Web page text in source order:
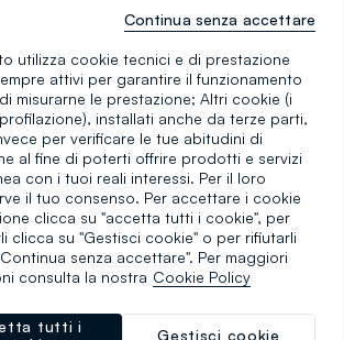
utilizza cookie tecnici e di prestazione
attivi per garantire il funzionamento
misurarne le prestazione; Altri cookie (i
installati anche da terze parti,
per verificare le tue abitudini di
al fine di poterti offrire prodotti e servizi
con i tuoi reali interessi. Per il loro
il tuo consenso. Per accettare i cookie
clicca su "accetta tutti i cookie", per
clicca su "Gestisci cookie" o per rifiutarli
senza accettare". Per maggiori
consulta la nostra Cookie Policy
Gestisci cookie
tutti i
Continua senza accettare